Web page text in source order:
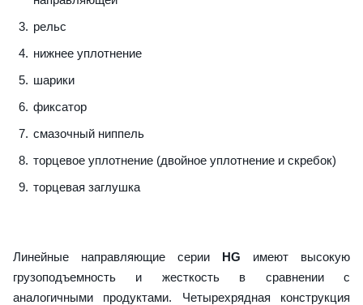
рельс
нижнее уплотнение
шарики
фиксатор
смазочный ниппель
торцевое уплотнение (двойное уплотнение и скребок)
торцевая заглушка
Линейные направляющие серии HG имеют высокую
грузоподъемность и жесткость в сравнении с
аналогичными продуктами. Четырехрядная конструкция